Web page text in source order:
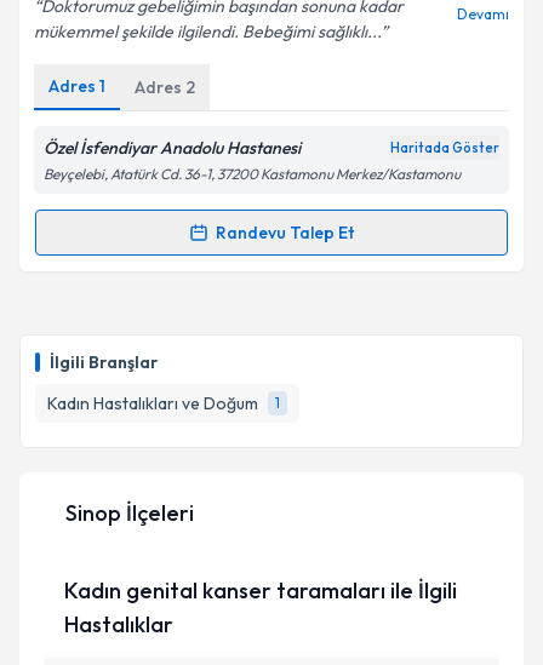
İlgili Branşlar
Kadın Hastalıkları ve Doğum
1
Kişisel verilerimin işlenmesine ilişkin
Metni'ni okudum ve kişisel verilerimin belirtilen
kapsamda işlenmesini kabul ediyorum.
Takvim Talebini Gönder
Doktorumuz gebeliğimin başından sonuna kadar
mükemmel şekilde ilgilendi. Bebeğimi sağlıklı...
Devamı
Adres 1 Adres 2
Özel İsfendiyar Anadolu Hastanesi Haritada Göster
Beyçelebi, Atatürk Cd. 36-1, 37200 Kastamonu Merkez/Kastamonu
Randevu Talep Et
Randevu Takvimi Talebi
takvim hazırlandığında e-posta ile bilgilendireceğiz.
kapsamda işlenmesini kabul ediyorum.
Sinop İlçeleri
Kadın genital kanser taramaları ile İlgili
Hastalıklar